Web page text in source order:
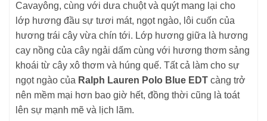
Cavayông, cùng với dưa chuột và quýt mang lại cho
lớp hương đầu sự tươi mát, ngọt ngào, lôi cuốn của
hương trái cây vừa chín tới. Lớp hương giữa là hương
cay nồng của cây ngải dấm cùng với hương thơm sảng
khoái từ cây xô thơm và húng quế. Tất cả làm cho sự
ngọt ngào của Ralph Lauren Polo Blue EDT càng trở
nên mềm mại hơn bao giờ hết, đồng thời cũng là toát
lên sự mạnh mẽ và lịch lãm.